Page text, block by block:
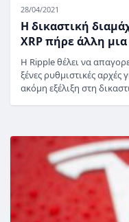
28/04/2021
Η δικαστική
XRP πήρε άλλη
Η Ripple θέλει να
ξένες ρυθμιστικές αρχές
ακόμη εξέλιξη στη